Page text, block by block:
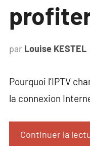
par Louise KESTEL
Pourquoi l’IPTV
la connexion
Continuer la